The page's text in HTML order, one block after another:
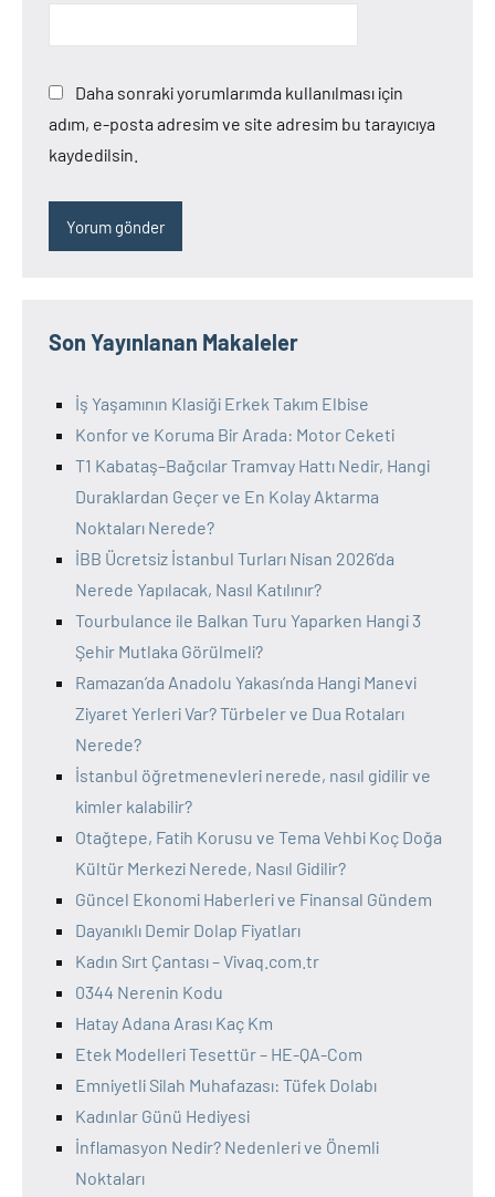
Daha sonraki yorumlarımda kullanılması için
adım, e-posta adresim ve site adresim bu tarayıcıya
kaydedilsin.
Son Yayınlanan Makaleler
İş Yaşamının Klasiği Erkek Takım Elbise
Konfor ve Koruma Bir Arada: Motor Ceketi
T1 Kabataş–Bağcılar Tramvay Hattı Nedir, Hangi
Duraklardan Geçer ve En Kolay Aktarma
Noktaları Nerede?
İBB Ücretsiz İstanbul Turları Nisan 2026’da
Nerede Yapılacak, Nasıl Katılınır?
Tourbulance ile Balkan Turu Yaparken Hangi 3
Şehir Mutlaka Görülmeli?
Ramazan’da Anadolu Yakası’nda Hangi Manevi
Ziyaret Yerleri Var? Türbeler ve Dua Rotaları
Nerede?
İstanbul öğretmenevleri nerede, nasıl gidilir ve
kimler kalabilir?
Otağtepe, Fatih Korusu ve Tema Vehbi Koç Doğa
Kültür Merkezi Nerede, Nasıl Gidilir?
Güncel Ekonomi Haberleri ve Finansal Gündem
Dayanıklı Demir Dolap Fiyatları
Kadın Sırt Çantası – Vivaq.com.tr
0344 Nerenin Kodu
Hatay Adana Arası Kaç Km
Etek Modelleri Tesettür – HE-QA-Com
Emniyetli Silah Muhafazası: Tüfek Dolabı
Kadınlar Günü Hediyesi
İnflamasyon Nedir? Nedenleri ve Önemli
Noktaları